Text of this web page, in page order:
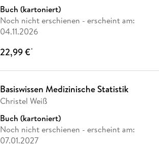
Buch (kartoniert)
Noch nicht erschienen - erscheint am:
04.11.2026
22,99 €*
Basiswissen Medizinische Statistik
Christel Weiß
Buch (kartoniert)
Noch nicht erschienen - erscheint am:
07.01.2027